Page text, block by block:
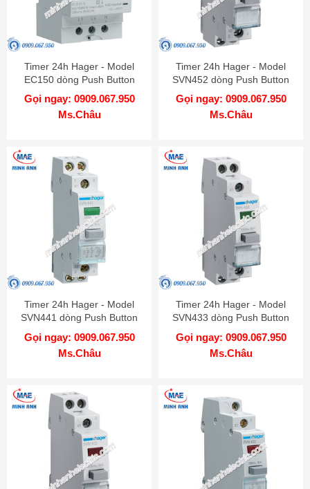
Timer 24h Hager - Model
EC150 dòng Push Button
Gọi ngay: 0909.067.950
Ms.Châu
Timer 24h Hager - Model
SVN452 dòng Push Button
Gọi ngay: 0909.067.950
Ms.Châu
Timer 24h Hager - Model
SVN441 dòng Push Button
Gọi ngay: 0909.067.950
Ms.Châu
Timer 24h Hager - Model
SVN433 dòng Push Button
Gọi ngay: 0909.067.950
Ms.Châu